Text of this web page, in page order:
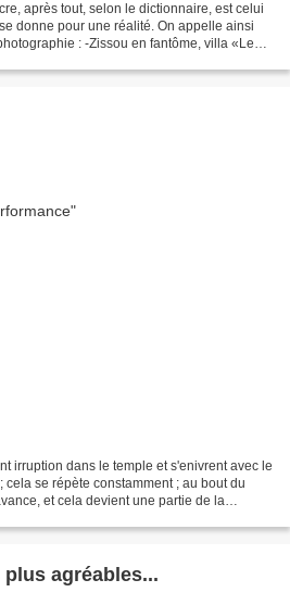
après tout, selon le dictionnaire, est celui
donne pour une réalité. On appelle ainsi
: -Zissou en fantôme, villa «Les
irruption dans le temple et s'enivrent avec le
se répète constamment ; au bout du
et cela devient une partie de la
agréables...